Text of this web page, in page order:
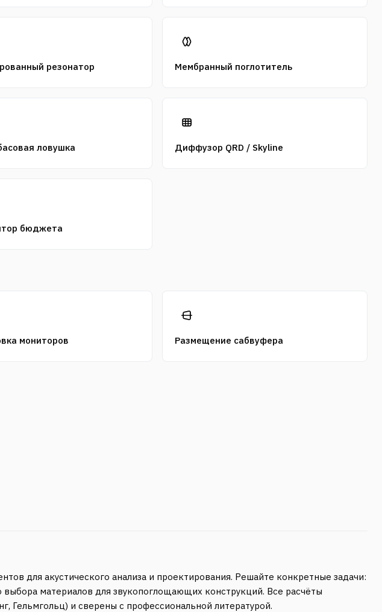
резонатор Мембранный поглотитель
ловушка Диффузор QRD / Skyline
бюджета
мониторов Размещение сабвуфера
для акустического анализа и проектирования. Решайте конкретные задачи:
материалов для звукопоглощающих конструкций. Все расчёты
Гельмгольц) и сверены с профессиональной литературой.